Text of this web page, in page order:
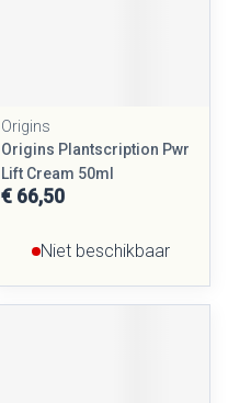
Origins
Origins Plantscription Pwr
Lift Cream 50ml
€ 66,50
Niet beschikbaar